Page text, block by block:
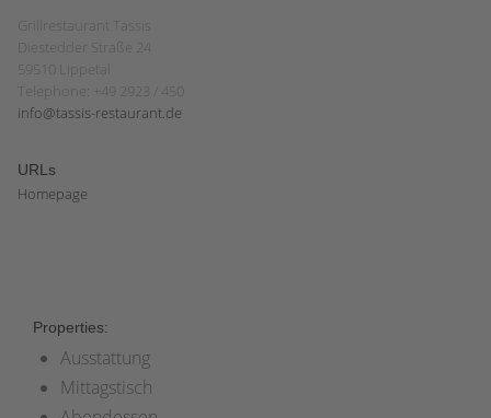
Grillrestaurant Tassis
Diestedder Straße 24
59510 Lippetal
Telephone: +49 2923 / 450
info@tassis-restaurant.de
URLs
Homepage
Properties:
Ausstattung
Mittagstisch